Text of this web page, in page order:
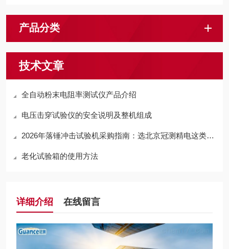
产品分类
技术文章
全自动粉末电阻率测试仪产品介绍
电压击穿试验仪的安全说明及整机组成
2026年落锤冲击试验机采购指南：选北京冠测精电这类靠谱厂家更省心
老化试验箱的使用方法
详细介绍 在线留言